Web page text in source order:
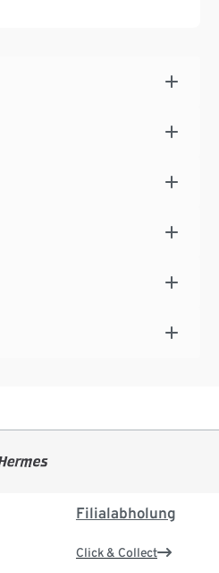
Filialabholung
Click & Collect